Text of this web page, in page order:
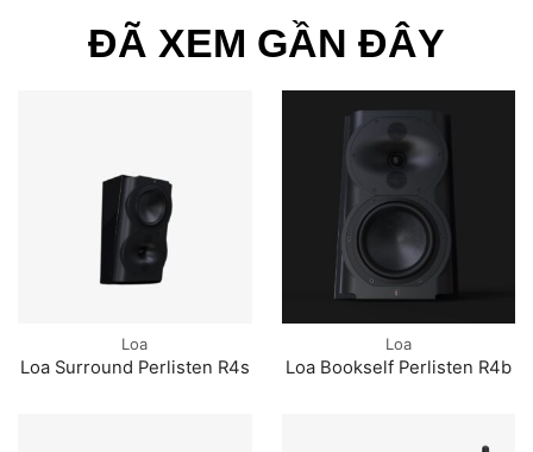
ĐÃ XEM GẦN ĐÂY
Loa
Loa Surround Perlisten R4s
Loa
Loa Bookself Perlisten R4b